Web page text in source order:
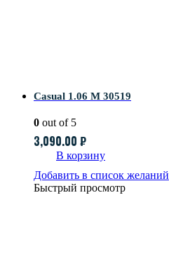
Casual 1.06 M 30519
0 out of 5
3,090.00 ₽
В корзину
Добавить в список желаний
Быстрый просмотр